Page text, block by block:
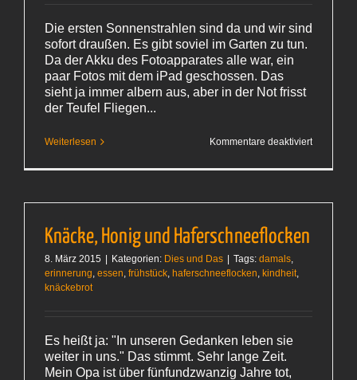
Die ersten Sonnenstrahlen sind da und wir sind
sofort draußen. Es gibt soviel im Garten zu tun.
Da der Akku des Fotoapparates alle war, ein
paar Fotos mit dem iPad geschossen. Das
sieht ja immer albern aus, aber in der Not frisst
der Teufel Fliegen...
Weiterlesen Kommentare deaktiviertfür
Knäcke, Honig und Haferschneeflocken
8. März 2015 Kategorien: Dies und Das Tags: damals,
erinnerung, essen, frühstück, haferschneeflocken, kindheit,
knäckebrot
Es heißt ja: "In unseren Gedanken leben sie
weiter in uns." Das stimmt. Sehr lange Zeit.
Mein Opa ist über fünfundzwanzig Jahre tot,